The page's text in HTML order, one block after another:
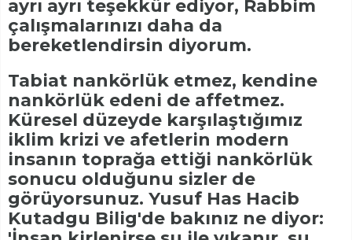
ayrı ayrı teşekkür ediyor, Rabbim
çalışmalarınızı daha da
bereketlendirsin diyorum.
Tabiat nankörlük etmez, kendine
nankörlük edeni de affetmez.
Küresel düzeyde karşılaştığımız
iklim krizi ve afetlerin modern
insanın toprağa ettiği nankörlük
sonucu olduğunu sizler de
görüyorsunuz. Yusuf Has Hacib
Kutadgu Bilig'de bakınız ne diyor: